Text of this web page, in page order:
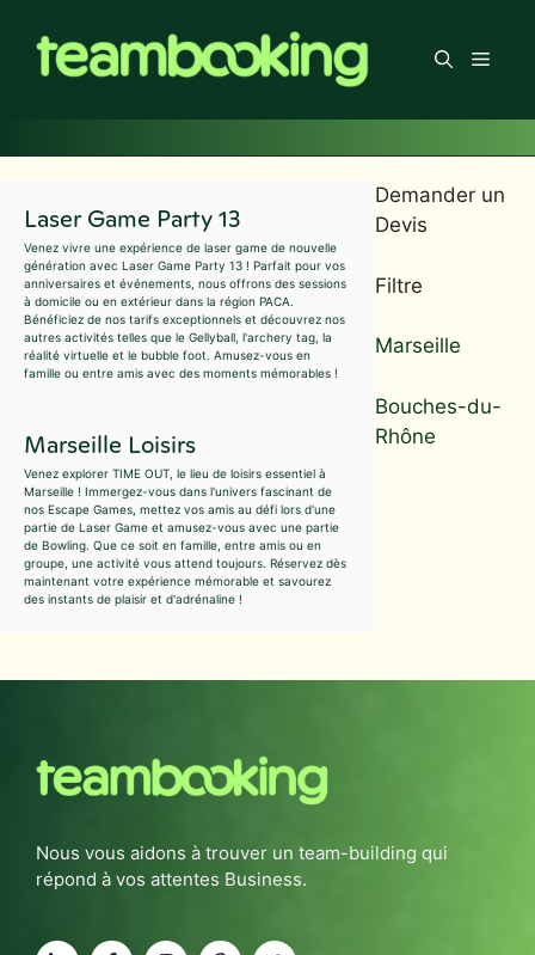
contenu
Menu
Laser Game Party 13
Venez vivre une expérience de laser game de nouvelle
génération avec Laser Game Party 13 ! Parfait pour vos
anniversaires et événements, nous offrons des sessions
à domicile ou en extérieur dans la région PACA.
Bénéficiez de nos tarifs exceptionnels et découvrez nos
autres activités telles que le Gellyball, l'archery tag, la
réalité virtuelle et le bubble foot. Amusez-vous en
famille ou entre amis avec des moments mémorables !
Marseille Loisirs
Venez explorer TIME OUT, le lieu de loisirs essentiel à
Marseille ! Immergez-vous dans l'univers fascinant de
nos Escape Games, mettez vos amis au défi lors d'une
partie de Laser Game et amusez-vous avec une partie
de Bowling. Que ce soit en famille, entre amis ou en
groupe, une activité vous attend toujours. Réservez dès
maintenant votre expérience mémorable et savourez
des instants de plaisir et d'adrénaline !
Demander un
Devis
Filtre
Marseille
Bouches-du-
Rhône
Nous vous aidons à trouver un team-building qui
répond à vos attentes Business.